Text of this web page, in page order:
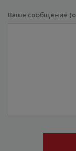
Ваше сообщение